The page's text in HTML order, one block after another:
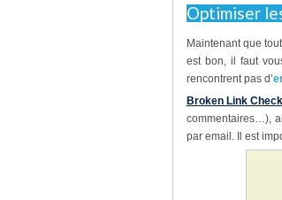
Optimiser
Maintenant que
est bon, il faut
rencontrent pas d’
Broken Link
commentaires…),
par email. Il est